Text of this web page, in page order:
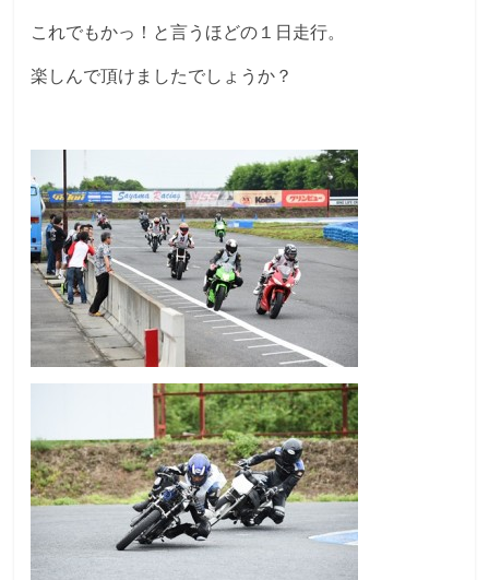
これでもかっ！と言うほどの１日走行。
楽しんで頂けましたでしょうか？